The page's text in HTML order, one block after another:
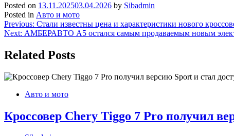
Posted on 13.11.202503.04.2026 by Sibadmin
Posted in Авто и мото
Навигация
по
записям
Previous: Стали известны цена и характеристики нового
Next: АМБЕРАВТО А5 остался самым продаваемым новым
Related Posts
Авто и мото
Кроссовер Chery Tiggo 7 Pro получил